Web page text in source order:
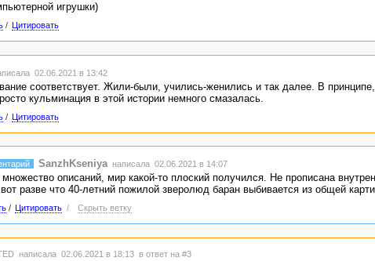
игрушки)
/ Цитировать
02.06.2021 в 13:42
соответствует. Жили-были, учились-женились и так далее. В
кульминация в этой истории немного смазалась.
/ Цитировать
SanzhKseniya написала 02.06.2021 в 14:07
описаний, мир какой-то плоский получился. Не прописана
разве что 40-летний пожилой зверолюд баран выбивается из общей
/ Цитировать / Скрыть ветку
написала 02.06.2021 в 18:13 в ответ на #3